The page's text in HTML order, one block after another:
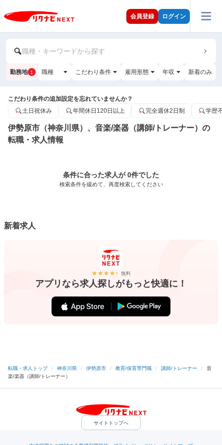
会員登録 ログイン
職種・キーワードから探す
勤務地 1 職種 こだわり条件 雇用形態 年収 新着のみ
こだわり条件の追加設定を忘れていませんか？
土日祝休み
年間休日120日以上 完全週休2日制 学歴
伊勢原市（神奈川県）、音楽/楽器（講師/トレーナー）の
転職・求人情報
条件に合った求人が 0件でした
検索条件を緩めて、再度検索してください
新着求人
無料
アプリなら求人探しがもっと快適に！
転職・求人トップ / 神奈川県 / 伊勢原市 / 教育/保育専門職 / 講師/トレーナー /
音
楽/楽器（講師/トレーナー）
サイトトップへ